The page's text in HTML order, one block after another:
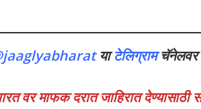
याटेलिग्रामचॅनेलवर
वर माफक दरात जाहिरात देण्यासाठी